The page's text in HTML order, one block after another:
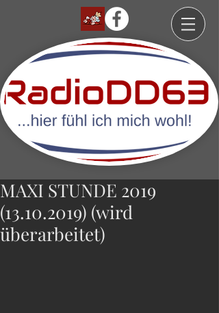
MAXI STUNDE 2019
(13.10.2019) (wird
überarbeitet)